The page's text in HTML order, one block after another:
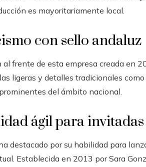
es mayoritariamente local.
con sello andaluz
frente de esta empresa creada en
ligeras y detalles tradicionales
del ámbito nacional.
ágil para
destacado por su habilidad para
Establecida en 2013 por Sara